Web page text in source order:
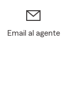
Email al agente